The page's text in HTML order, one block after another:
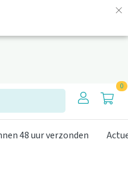
×
0
48 uur verzonden